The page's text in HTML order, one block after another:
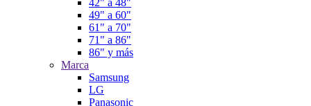
42" a 48"
49" a 60"
61" a 70"
71" a 86"
86" y más
Marca
Samsung
LG
Panasonic